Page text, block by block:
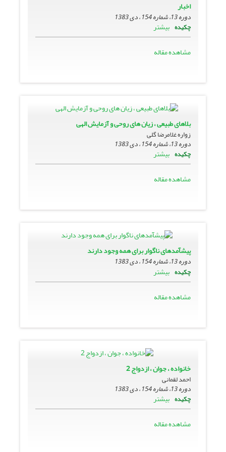
اخبار
دوره 13، شماره 154 ، دی 1383
چکیده بیشتر
مشاهده مقاله
بلاهاى طبیعى ، زیان هاى روحى و آزمایش الهى
زواره‏ غلامرضا گلى
دوره 13، شماره 154 ، دی 1383
چکیده بیشتر
مشاهده مقاله
پیشآمدهاى ناگوار براى همه وجود دارند
دوره 13، شماره 154 ، دی 1383
چکیده بیشتر
مشاهده مقاله
خانواده ، جوان ، ازدواج 2
احمد لقمانی
دوره 13، شماره 154 ، دی 1383
چکیده بیشتر
مشاهده مقاله